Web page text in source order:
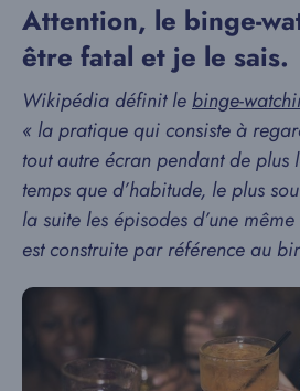
Attention, le binge-
être fatal et je le sais.
Wikipédia définit le binge-
« la pratique qui consiste à
tout autre écran pendant de plus
temps que d’habitude, le plus
la suite les épisodes d’une même
est construite par référence au